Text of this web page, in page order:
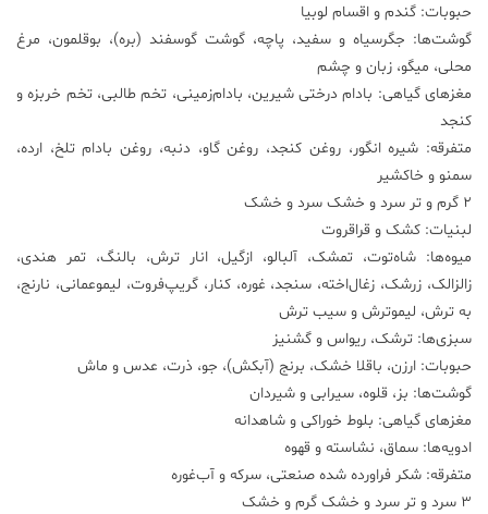
حبوبات: گندم و اقسام لوبیا
گوشت‌ها: جگرسیاه و سفید، پاچه، گوشت گوسفند (بره)، بوقلمون، مرغ
محلی، میگو، زبان و چشم
مغزهای گیاهی: بادام درختی شیرین، بادام‌زمینی، تخم طالبی، تخم خربزه و
کنجد
متفرقه: شیره انگور، روغن کنجد، روغن گاو، دنبه، روغن بادام تلخ، ارده،
سمنو و خاکشیر
2 گرم و تر سرد و خشک سرد و خشک
لبنیات: کشک و قراقروت
میوه‌ها: شاه‌توت، تمشک، آلبالو، ازگیل، انار ترش، بالنگ، تمر هندی،
زالزالک، زرشک، زغال‌اخته، سنجد، غوره، کنار، گریپ‌فروت، لیموعمانی، نارنج،
به ترش، لیموترش و سیب ترش
سبزی‌ها: ترشک، ریواس و گشنیز
حبوبات: ارزن، باقلا خشک، برنج (آبکش)، جو، ذرت، عدس و ماش
گوشت‌ها: بز، قلوه، سیرابی و شیردان
مغزهای گیاهی: بلوط خوراکی و شاهدانه
ادویه‌ها: سماق، نشاسته و قهوه
متفرقه: شکر فراورده شده صنعتی، سرکه و آب‌غوره
3 سرد و تر سرد و خشک گرم و خشک